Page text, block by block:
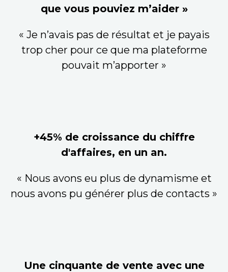
que vous pouviez m’aider »
« Je n’avais pas de résultat et je payais
trop cher pour ce que ma plateforme
pouvait m’apporter »
+45% de croissance du chiffre
d'affaires, en un an.
« Nous avons eu plus de dynamisme et
nous avons pu générer plus de contacts »
Une cinquante de vente avec une